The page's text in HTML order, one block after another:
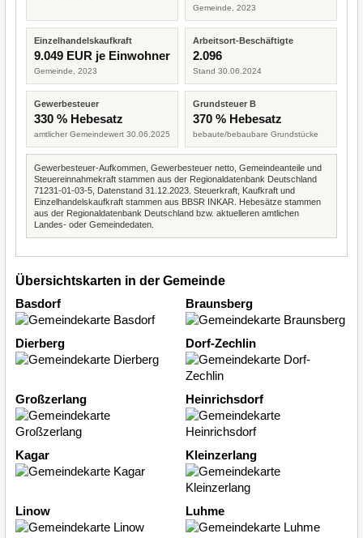
Gemeinde, 2023
Einzelhandelskaufkraft
9.049 EUR je Einwohner
Gemeinde, 2023
Arbeitsort-Beschäftigte
2.096
Stand 30.06.2024
Gewerbesteuer
330 % Hebesatz
amtlicher Gemeindewert 30.06.2025
Grundsteuer B
370 % Hebesatz
bebaute/bebaubare Grundstücke
Gewerbesteuer-Aufkommen, Gewerbesteuer netto, Gemeindeanteile und
Steuereinnahmekraft stammen aus der Regionaldatenbank Deutschland
71231-01-03-5, Datenstand 31.12.2023. Steuerkraft, Kaufkraft und
Einzelhandelskaufkraft stammen aus BBSR INKAR. Hebesätze stammen
aus der Regionaldatenbank Deutschland bzw. aktuelleren amtlichen
Landes- oder Gemeindedaten.
Übersichtskarten in der Gemeinde
Basdorf
Braunsberg
Dierberg Dorf-Zechlin
Großzerlang Heinrichsdorf
Kagar Kleinzerlang
Linow Luhme